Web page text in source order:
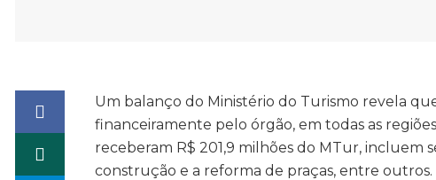
Um balanço do Ministério do Turismo revela
financeiramente pelo órgão, em todas as
receberam R$ 201,9 milhões do MTur, incluem
construção e a reforma de praças, entre outros.